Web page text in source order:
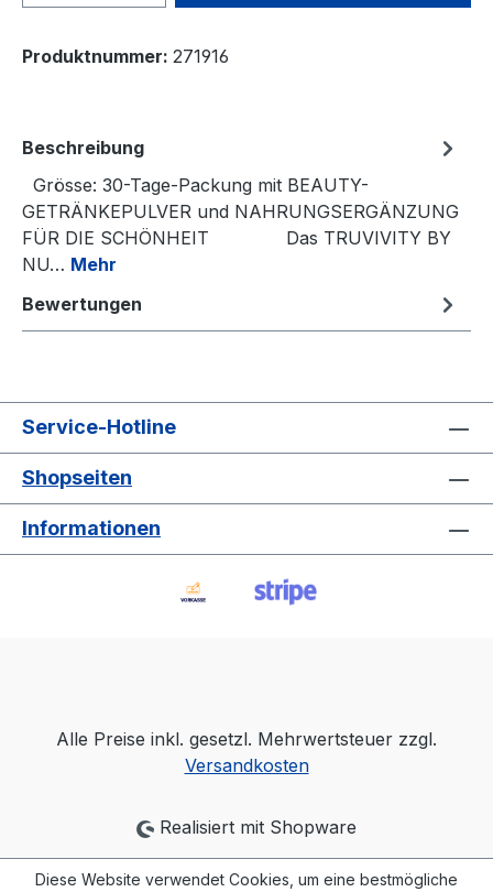
Produktnummer: 271916
Beschreibung
Grösse: 30-Tage-Packung mit BEAUTY-
GETRÄNKEPULVER und NAHRUNGSERGÄNZUNG
FÜR DIE SCHÖNHEIT Das TRUVIVITY BY
NU… Mehr
Bewertungen
Service-Hotline
Shopseiten
Informationen
Alle Preise inkl. gesetzl. Mehrwertsteuer zzgl.
Versandkosten
Realisiert mit Shopware
Diese Website verwendet Cookies, um eine bestmögliche